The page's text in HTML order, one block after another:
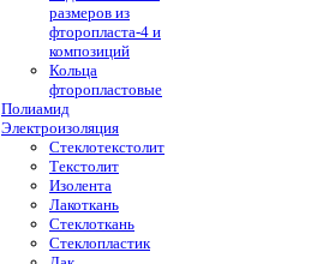
размеров из
фторопласта-4 и
композиций
Кольца
фторопластовые
Полиамид
Электроизоляция
Стеклотекстолит
Текстолит
Изолента
Лакоткань
Стеклоткань
Стеклопластик